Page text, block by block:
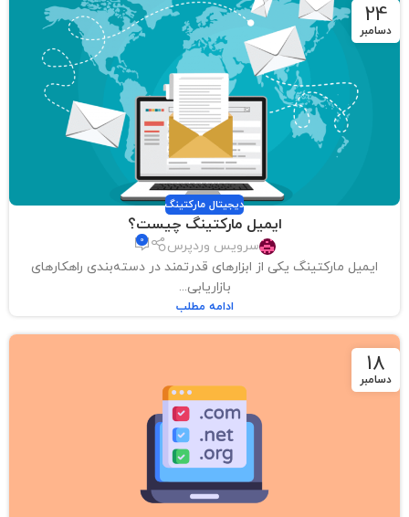
24
دسامبر
دیجیتال مارکتینگ
ایمیل مارکتینگ چیست؟
سرویس وردپرس 0
ایمیل مارکتینگ یکی از ابزارهای قدرتمند در دسته‌بندی راهکارهای
بازاریابی...
ادامه مطلب
18
دسامبر